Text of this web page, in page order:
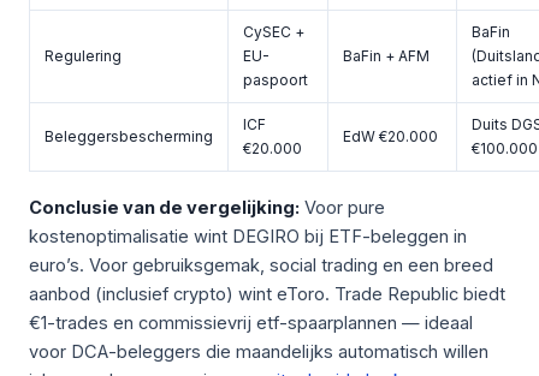
Regulering
CySEC +
EU-
paspoort
BaFin + AFM
BaFin
actief in
Beleggersbescherming
ICF
€20.000
EdW €20.000
Duits
€100.000
Conclusie van de vergelijking: Voor pure
kostenoptimalisatie wint DEGIRO bij ETF-beleggen in
euro’s. Voor gebruiksgemak, social trading en een breed
aanbod (inclusief crypto) wint eToro. Trade Republic biedt
€1-trades en commissievrij etf-spaarplannen — ideaal
voor DCA-beleggers die maandelijks automatisch willen